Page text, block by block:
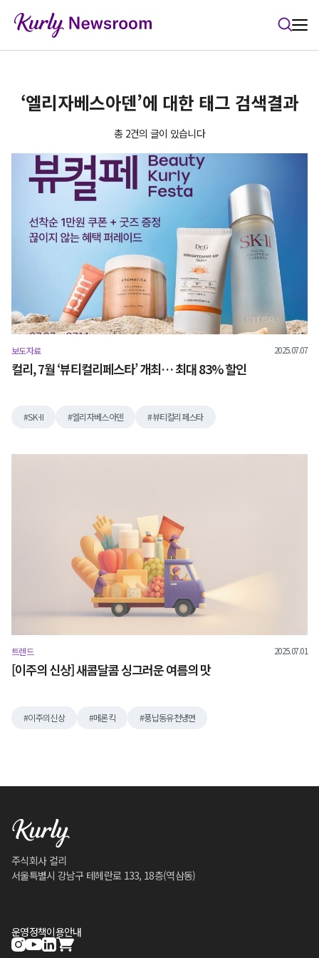
‘엘리자베스아덴’에 대한 태그 검색결과
총 2건의 글이 있습니다
보도자료 2025.07.07
컬리, 7월 ‘뷰티컬리페스타’ 개최… 최대 83% 할인
SK-II 엘리자베스아덴 뷰티컬리페스타
트렌드 2025.07.01
[이주의 신상] 새콤달콤 싱그러운 여름의 맛
이주의신상 메론킥 풍납동유천냉면
주식회사 컬리
서울특별시 강남구 테헤란로 133, 18층(역삼동)
운영정책이용안내